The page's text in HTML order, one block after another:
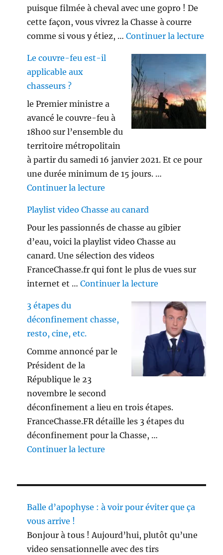
puisque filmée à cheval avec une gopro ! De
cette façon, vous vivrez la Chasse à courre
comme si vous y étiez, …Continuer la lecture
Le couvre-feu est-il
applicable aux
chasseurs ?
le Premier ministre a
avancé le couvre-feu à
18h00 sur l’ensemble du
territoire métropolitain
à partir du samedi 16 janvier 2021. Et ce pour
une durée minimum de 15 jours. …
Continuer la lecture
Playlist video Chasse au canard
Pour les passionnés de chasse au gibier
d’eau, voici la playlist video Chasse au
canard. Une sélection des videos
FranceChasse.fr qui font le plus de vues sur
internet et …Continuer la lecture
3 étapes du
déconfinement chasse,
resto, cine, etc.
Comme annoncé par le
Président de la
République le 23
novembre le second
déconfinement a lieu en trois étapes.
FranceChasse.FR détaille les 3 étapes du
déconfinement pour la Chasse, …
Continuer la lecture
Balle d’apophyse : à voir pour éviter que ça
vous arrive !
Bonjour à tous ! Aujourd’hui, plutôt qu’une
video sensationnelle avec des tirs